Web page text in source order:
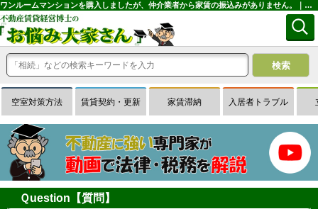
ワンルームマンションを購入しましたが、仲介業者から家賃の振込みがありません。｜専門家に無料相談できる賃貸経営Ｑ＆Ａサイトはお悩み大家さん
空室対策方法 賃貸契約・更新 家賃滞納 入居者トラブル
Ｑuestion【質問】